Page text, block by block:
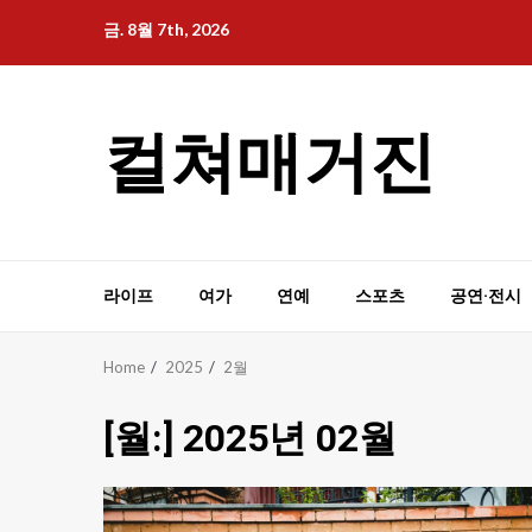
content
금. 8월 7th, 2026
컬쳐매거진
라이프 여가 연예 스포츠 공연·전시
Home 2025 2월
[월:] 2025년 02월